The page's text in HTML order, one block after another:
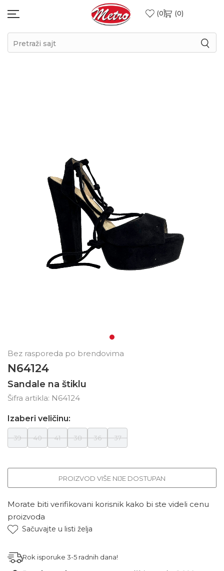
0 0
Pretraži sajt
Bez rasporeda po brendovima
N64124
Sandale na štiklu
Šifra artikla: N64124
Izaberi veličinu:
39 40 41 38 36 37
PROIZVOD VIŠE NIJE DOSTUPAN
Morate biti verifikovani korisnik kako bi ste videli cenu
proizvoda
Sačuvajte u listi želja
Rok isporuke 3-5 radnih dana!